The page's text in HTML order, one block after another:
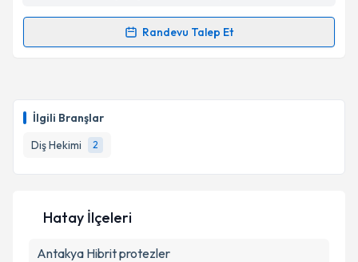
İlgili Branşlar
Diş Hekimi
2
Takvim Talebini Gönder
Randevu Talep Et
Randevu Takvimi Talebi
takvim hazırlandığında e-posta ile bilgilendireceğiz.
E-posta Adresiniz
Metni'ni okudum ve kişisel verilerimin belirtilen
Hatay İlçeleri
Antakya Hibrit protezler